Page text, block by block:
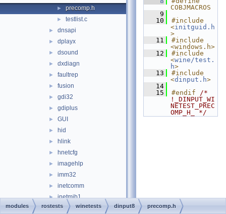
► precomp.h
► testlist.c
► dnsapi
► dplayx
► dsound
► dxdiagn
► faultrep
► fusion
► gdi32
► gdiplus
► GUI
► hid
► hlink
► hnetcfg
► imagehlp
► imm32
► inetcomm
► inetmib1
► iphlpapi
COBJMACROS
    9
   10
#include
<initguid.h
>
   11
#include
<windows.h>
   12
#include
<wine/test.
h>
   13
#include
<dinput.h>
   14
   15
#endif /*
!_DINPUT_WI
NETEST_PREC
OMP_H_ */
modules rostests winetests dinput8 precomp.h